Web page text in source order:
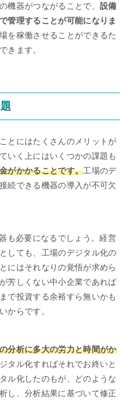
機器がつながることで、設備
管理することが可能になりま
を稼働させることができるた
きます。
とにはたくさんのメリットが
いく上にはいくつかの課題も
がかかることです。工場のデ
続できる機器の導入が不可欠
も必要になるでしょう。経営
しても、工場のデジタル化の
にはそれなりの覚悟が求めら
芳しくない中小企業であれば
で投資する余裕すら無いかも
からです。
分析に多大の労力と時間がか
タル化すればそれでお終いと
ル化したのもが、どのような
し、分析結果に基づいて修正